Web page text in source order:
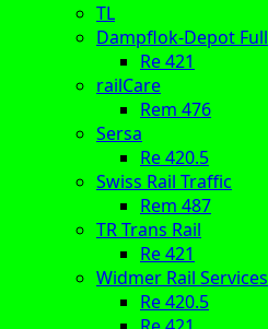
TL
Dampflok-Depot Full
Re 421
railCare
Rem 476
Sersa
Re 420.5
Swiss Rail Traffic
Rem 487
TR Trans Rail
Re 421
Widmer Rail Services
Re 420.5